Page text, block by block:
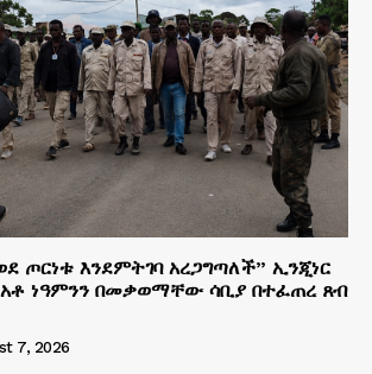
ጦርነቱ እንደምትገባ አረጋግጣለች” ኢንጂነር
አቶ ነዓምንን በመቃወማቸው ሳቢያ በተፈጠረ ጸብ
7, 2026